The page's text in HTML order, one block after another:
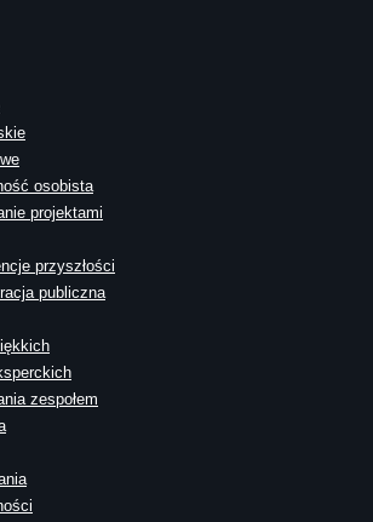
osobista
projektami
przyszłości
publiczna
zespołem